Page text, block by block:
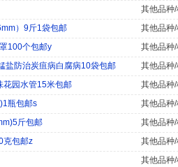
其他品种
）9斤1袋包邮
其他品种
100个包邮y
其他品种
盐防治炭疽病白腐病10袋包邮
其他品种
花园水管15米包邮
其他品种
瓶包邮s
其他品种
斤包邮
其他品种
克包邮z
其他品种
其他品种